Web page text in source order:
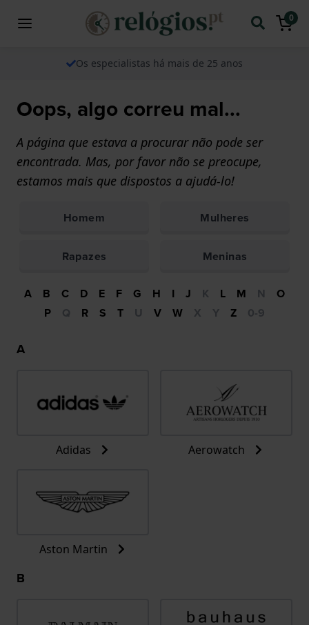
0
Os especialistas há mais de 25 anos
Oops, algo correu mal...
A página que estava a procurar não pode ser
encontrada. Mas, por favor não se preocupe,
estamos mais que dispostos a ajudá-lo!
Homem Mulheres
Rapazes Meninas
A B C D E F G H I J K L M N
O
P
Q R S T U V W X Y Z 0-9
A
Adidas Aerowatch
Aston Martin
B